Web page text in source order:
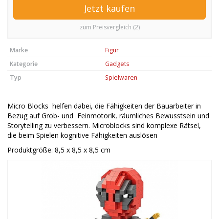
Jetzt kaufen
zum Preisvergleich (2)
Marke
Figur
Kategorie
Gadgets
Typ
Spielwaren
Micro Blocks helfen dabei, die Fähigkeiten der Bauarbeiter in
Bezug auf Grob- und Feinmotorik, räumliches Bewusstsein und
Storytelling zu verbessern. Microblocks sind komplexe Rätsel,
die beim Spielen kognitive Fähigkeiten auslösen
Produktgröße: 8,5 x 8,5 x 8,5 cm